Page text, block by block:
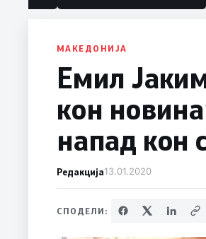
МАКЕДОНИЈА
Емил
кон
напад кон
Редакција13.01.2020
СПОДЕЛИ: